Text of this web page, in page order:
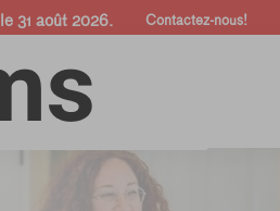
le 31 août 2026. Contactez-nous!
Shop